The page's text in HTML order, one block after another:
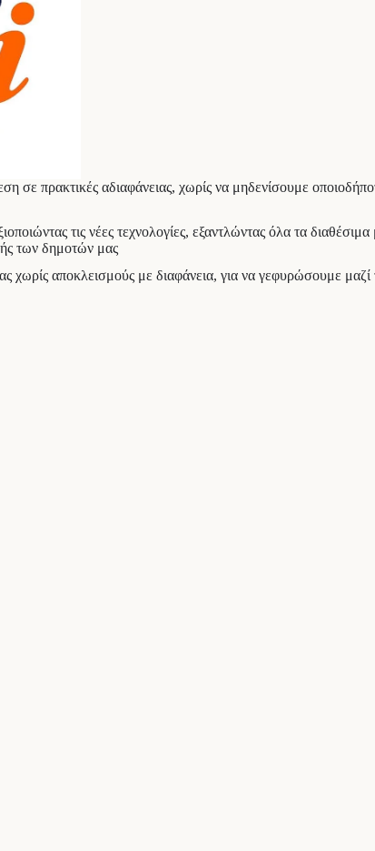
σε πρακτικές αδιαφάνειας, χωρίς να μηδενίσουμε
τις νέες τεχνολογίες, εξαντλώντας όλα τα
των δημοτών μας
αποκλεισμούς με διαφάνεια, για να γεφυρώσουμε μαζί